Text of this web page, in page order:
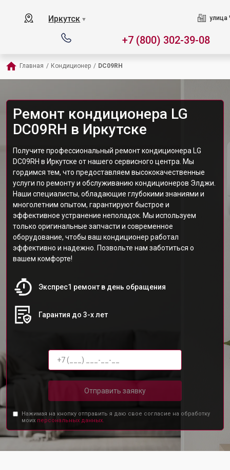
Иркутск ▼ улица
+7 (800) 302-39-08
Главная / Кондиционер / DC09RH
Ремонт кондиционера LG
DC09RH в Иркутске
Получите профессиональный ремонт кондиционера LG
DC09RH в Иркутске от нашего сервисного центра. Мы
гордимся тем, что предоставляем высококачественные
услуги по ремонту и обслуживанию кондиционеров Элджи.
Наши специалисты, обладающие глубокими знаниями и
многолетним опытом, гарантируют быстрое и
эффективное устранение неполадок. Мы используем
только оригинальные запчасти и современное
оборудование, чтобы ваш кондиционер работал
эффективно и надежно. Позвольте нам заботиться о
вашем комфорте!
Экспрес1 ремонт в день обращения
Гарантия до 3-х лет
Отправить заявку
Нажимая на кнопку отправить я даю свое согласие на обработку
моих персональных данных.